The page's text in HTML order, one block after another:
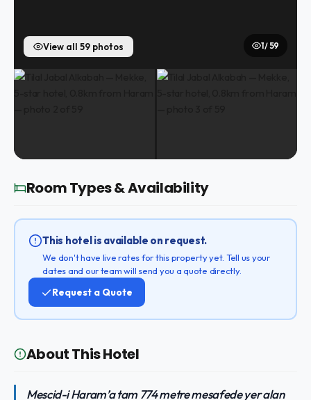
View all 59 photos 1 / 59
Room Types & Availability
This hotel is available on request.
We don't have live rates for this property yet. Tell us your
dates and our team will send you a quote directly.
Request a Quote
About This Hotel
Mescid-i Haram’a tam 774 metre mesafede yer alan